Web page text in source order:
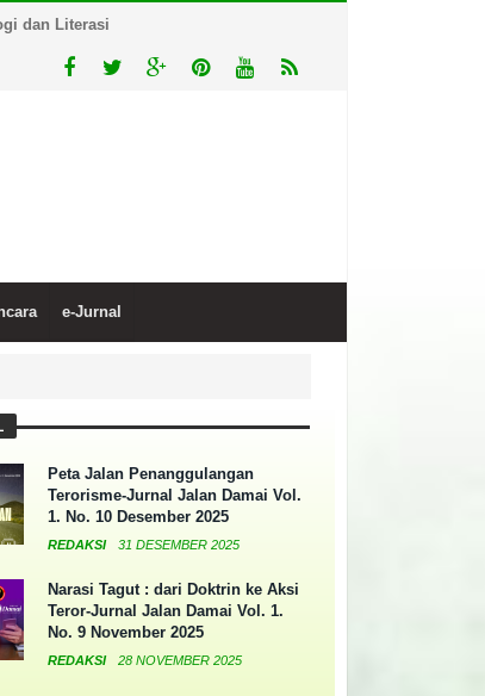
dan Literasi
e-Jurnal
Peta Jalan Penanggulangan
Terorisme-Jurnal Jalan Damai Vol.
1. No. 10 Desember 2025
REDAKSI 31 DESEMBER 2025
Narasi Tagut : dari Doktrin ke Aksi
Teror-Jurnal Jalan Damai Vol. 1.
No. 9 November 2025
REDAKSI 28 NOVEMBER 2025